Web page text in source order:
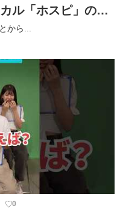
ル「ホスピ」の⾒
から...
0